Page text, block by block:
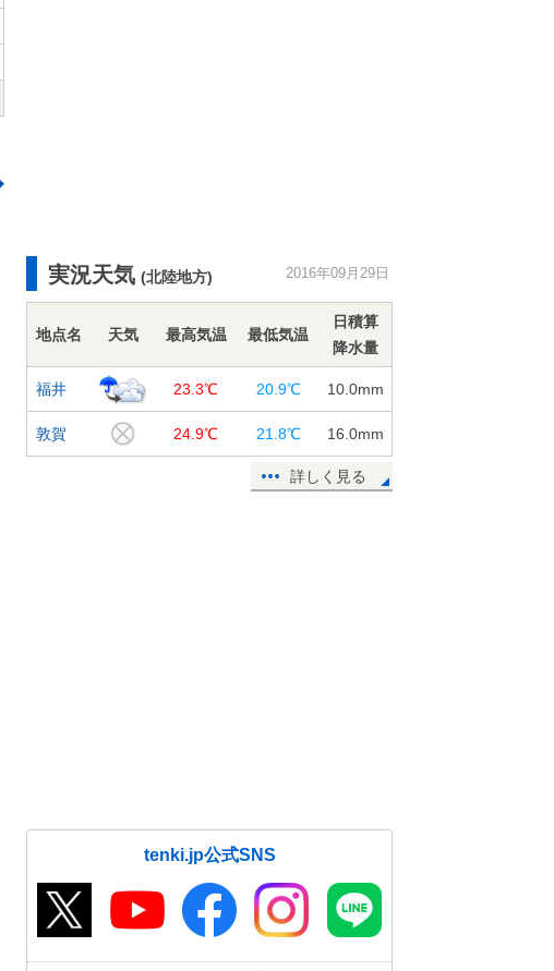
実況天気 (北陸地方) 2016年09月29日
地点名 天気 最高気温 最低気温
日積算
降水量
福井 23.3℃ 20.9℃ 10.0mm
敦賀 24.9℃ 21.8℃ 16.0mm
詳しく見る
tenki.jp公式SNS